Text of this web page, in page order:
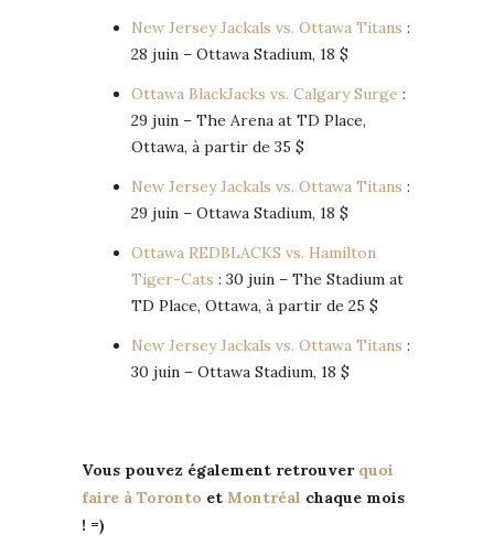
New Jersey Jackals vs. Ottawa Titans :
28 juin – Ottawa Stadium, 18 $
Ottawa BlackJacks vs. Calgary Surge :
29 juin – The Arena at TD Place,
Ottawa, à partir de 35 $
New Jersey Jackals vs. Ottawa Titans :
29 juin – Ottawa Stadium, 18 $
Ottawa REDBLACKS vs. Hamilton
Tiger-Cats : 30 juin – The Stadium at
TD Place, Ottawa, à partir de 25 $
New Jersey Jackals vs. Ottawa Titans :
30 juin – Ottawa Stadium, 18 $
Vous pouvez également retrouver quoi
faire à Toronto et Montréal chaque mois
! =)